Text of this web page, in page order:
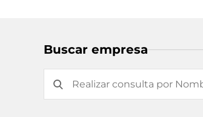
Buscar empresa